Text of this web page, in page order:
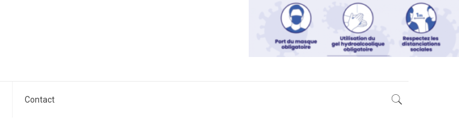
Contact